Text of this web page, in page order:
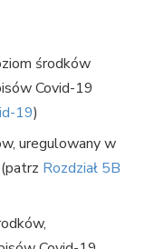
środków
Covid-19
19)
uregulowany w
Rozdział 5B